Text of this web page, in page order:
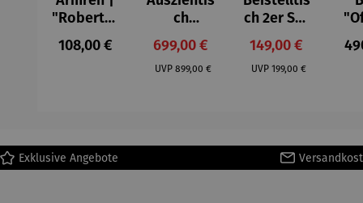
"Roberta"
– Anna
Mütz
Regulärer Preis:
108,00 €
ch
Aluminium
– Valor
Verkaufspreis:
699,00 €
UVP Regulärer Preis:
899,00 €
ch 2er Set
– Dalias
Verkaufspreis:
149,00 €
UVP Regulärer Preis:
199,00 €
Exklusive Angebote